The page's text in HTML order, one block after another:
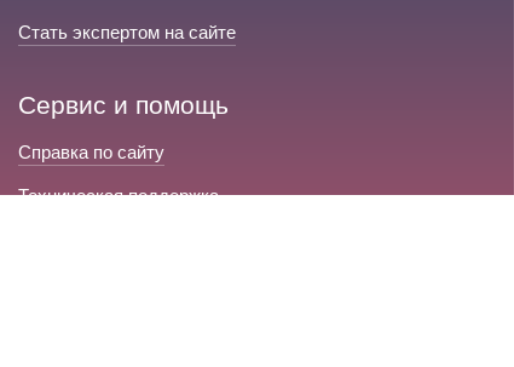
Стать экспертом на сайте
Сервис и помощь
Справка по сайту
Техническая поддержка